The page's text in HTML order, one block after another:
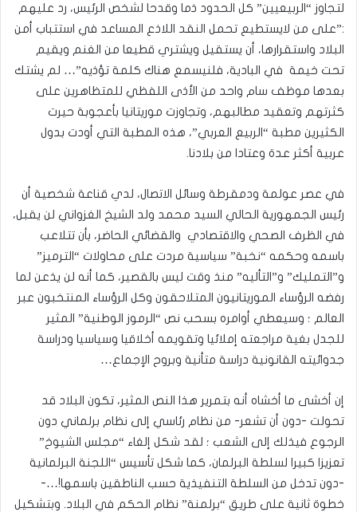
لتجاوز “الربيعيين” كل الحدود ذما وقدحا لشخص الرئيس، رد عليهم
:”على من لايستطيع تحمل النقد اللاذع المساعد في استتباب أمن
البلاد واستقرارها، أن يستقيل ويشتري قطيعا من الغنم ويقيم
تحت خيمة في البادية، فلنيسمع هناك كلمة تؤذيه”… لم يشتك
بعدها موظف سام واحد من الأذى اللفظي للمتظاهرين على
كثرتهم وتعقيد مطالبهم، وتجاوزت موريتانيا بأعجوبة حيرت
الكثيرين مطبة “الربيع العربي”، هذه المطبة التي أودت بدول
عربية أكثر عدة وعتادا من بلادنا.
في عصر عولمة ودمقرطة وسائل الاتصال، لدي قناعة شخصية أن
رئيس الجمهورية الحالي السيد محمد ولد الشيخ الغزواني لن يقبل،
في الظرف الصحي والاقتصادي والقضائي الحاضر، بأن تتلاعب
باسمه وحكمه “نخبة” سياسية مردت على محاولات “الترميز”
و”التمليك” و”التأليه” منذ وقت ليس بالقصير، كما أنه لن يذعن لما
رفضه الرؤساء الموريتانيون المتلاحقون وكل الرؤساء المنتخبون عبر
العالم ؛ وسيعطي أوامره بسحب نص “الرموز الوطنية” المثير
للجدل بغية مراجعته إملائيا وتقويمه أخلاقيا وسياسيا ودراسة
جدوائيته القانونية دراسة متأنية وبروح الإجماع…
إن أخشى ما أخشاه أنه بتمرير هذا النص المثير، تكون البلاد قد
تحولت -دون أن تشعر- من نظام رئاسي إلى نظام برلماني دون
الرجوع فيذلك إلى الشعب ؛ لقد شكل إلغاء “مجلس الشيوخ”
تعزيزا كبيرا لسلطة البرلمان، كما شكل تأسيس “اللجنة البرلمانية
-دون تدخل من السلطة التنفيذية حسب الناطقين باسمها!…-
خطوة ثانية على طريق “برلمنة” نظام الحكم في البلاد. وبتشكيل